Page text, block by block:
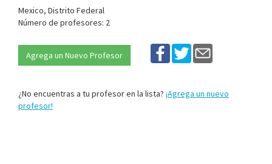
Mexico, Distrito Federal
Número de profesores: 2
Agrega un Nuevo Profesor
¿No encuentras a tu profesor en la lista? ¡Agrega un nuevo
profesor!